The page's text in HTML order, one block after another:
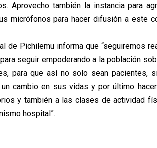
Aprovecho también la instancia para
micrófonos para hacer difusión a este
de Pichilemu informa que “seguiremos
seguir empoderando a la población
para que así no solo sean pacientes,
cambio en sus vidas y por último
y también a las clases de actividad
hospital”.